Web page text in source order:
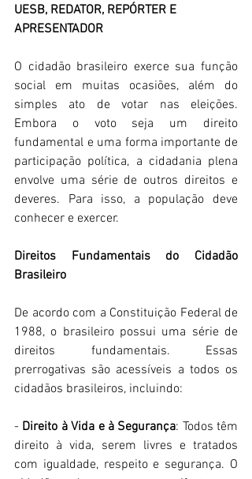
UESB, REDATOR, REPÓRTER E
APRESENTADOR
O cidadão brasileiro exerce sua função
social em muitas ocasiões, além do
simples ato de votar nas eleições.
Embora o voto seja um direito
fundamental e uma forma importante de
participação política, a cidadania plena
envolve uma série de outros direitos e
deveres. Para isso, a população deve
conhecer e exercer.
Direitos Fundamentais do Cidadão
Brasileiro
De acordo com a Constituição Federal de
1988, o brasileiro possui uma série de
direitos fundamentais. Essas
prerrogativas são acessíveis a todos os
cidadãos brasileiros, incluindo:
- Direito à Vida e à Segurança: Todos têm
direito à vida, serem livres e tratados
com igualdade, respeito e segurança. O